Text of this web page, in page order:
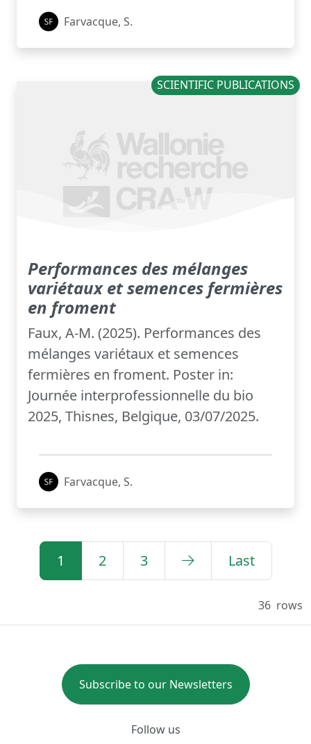
Farvacque, S.
SCIENTIFIC PUBLICATIONS
Performances des mélanges
variétaux et semences fermières
en froment
Faux, A-M. (2025). Performances des
mélanges variétaux et semences
fermières en froment. Poster in:
Journée interprofessionnelle du bio
2025, Thisnes, Belgique, 03/07/2025.
Farvacque, S.
1 2 3 Last
36 rows
Subscribe to our Newsletters
Follow us